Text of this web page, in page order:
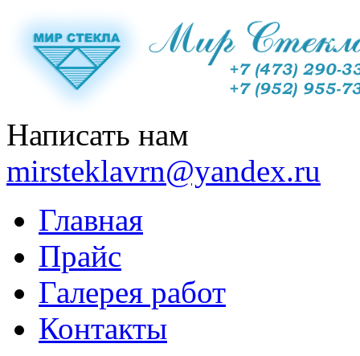
Написать нам
mirsteklavrn@yandex.ru
Главная
Прайс
Галерея работ
Контакты